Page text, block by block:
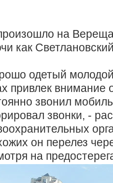
на
как
одетый
привлек внимание
звонил
звонки, -
он перелез
на